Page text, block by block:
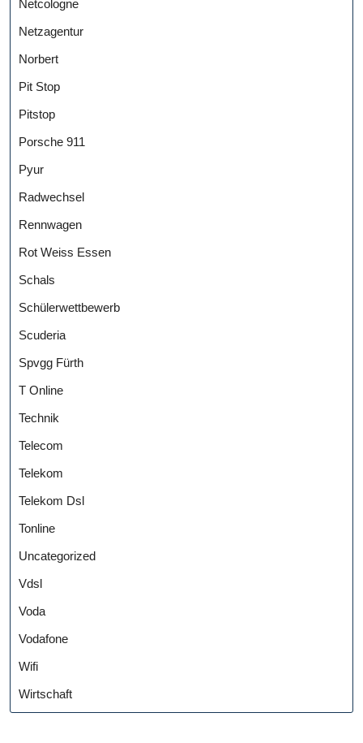
Netcologne
Netzagentur
Norbert
Pit Stop
Pitstop
Porsche 911
Pyur
Radwechsel
Rennwagen
Rot Weiss Essen
Schals
Schülerwettbewerb
Scuderia
Spvgg Fürth
T Online
Technik
Telecom
Telekom
Telekom Dsl
Tonline
Uncategorized
Vdsl
Voda
Vodafone
Wifi
Wirtschaft